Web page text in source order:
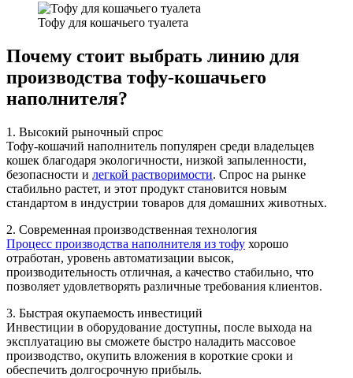
Тофу для кошачьего туалета
Почему стоит выбрать линию для
производства тофу-кошачьего
наполнителя?
1. Высокий рыночный спрос
Тофу-кошачий наполнитель популярен среди владельцев
кошек благодаря экологичности, низкой запыленности,
безопасности и легкой растворимости. Спрос на рынке
стабильно растет, и этот продукт становится новым
стандартом в индустрии товаров для домашних животных.
2. Современная производственная технология
Процесс производства наполнителя из тофу хорошо
отработан, уровень автоматизации высок,
производительность отличная, а качество стабильно, что
позволяет удовлетворять различные требования клиентов.
3. Быстрая окупаемость инвестиций
Инвестиции в оборудование доступны, после выхода на
эксплуатацию вы сможете быстро наладить массовое
производство, окупить вложения в короткие сроки и
обеспечить долгосрочную прибыль.